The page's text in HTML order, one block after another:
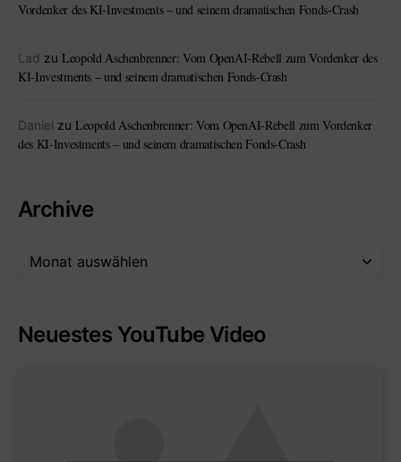
Vordenker des KI-Investments – und seinem dramatischen Fonds-Crash
Lad zu Leopold Aschenbrenner: Vom OpenAI-Rebell zum Vordenker des
KI-Investments – und seinem dramatischen Fonds-Crash
Daniel zu Leopold Aschenbrenner: Vom OpenAI-Rebell zum Vordenker
des KI-Investments – und seinem dramatischen Fonds-Crash
Archive
Neuestes YouTube Video